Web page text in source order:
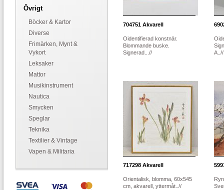
Övrigt
Böcker & Kartor
Diverse
Frimärken, Mynt &
Vykort
Leksaker
Mattor
Musikinstrument
Nautica
Smycken
Speglar
Teknika
Textilier & Vintage
Vapen & Militaria
704751 Akvarell
Oidentifierad konstnär.
Blommande buske.
Signerad...//
A..//
717298 Akvarell
Orientalisk, blomma, 60x545
cm, akvarell, yttermåt..//